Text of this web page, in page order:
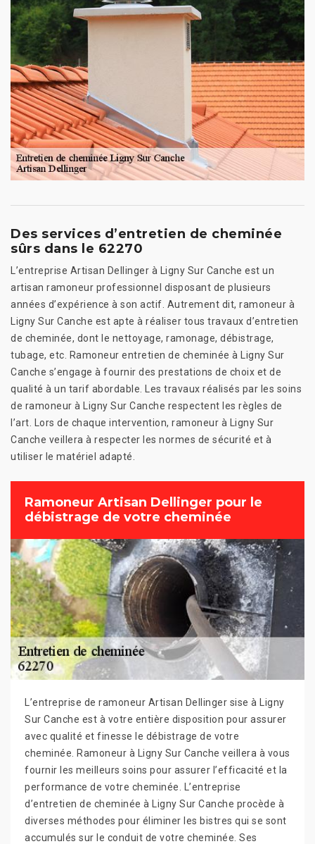
Des services d’entretien de cheminée
sûrs dans le 62270
L’entreprise Artisan Dellinger à Ligny Sur Canche est un
artisan ramoneur professionnel disposant de plusieurs
années d’expérience à son actif. Autrement dit, ramoneur à
Ligny Sur Canche est apte à réaliser tous travaux d’entretien
de cheminée, dont le nettoyage, ramonage, débistrage,
tubage, etc. Ramoneur entretien de cheminée à Ligny Sur
Canche s’engage à fournir des prestations de choix et de
qualité à un tarif abordable. Les travaux réalisés par les soins
de ramoneur à Ligny Sur Canche respectent les règles de
l’art. Lors de chaque intervention, ramoneur à Ligny Sur
Canche veillera à respecter les normes de sécurité et à
utiliser le matériel adapté.
Ramoneur Artisan Dellinger pour le
débistrage de votre cheminée
L’entreprise de ramoneur Artisan Dellinger sise à Ligny
Sur Canche est à votre entière disposition pour assurer
avec qualité et finesse le débistrage de votre
cheminée. Ramoneur à Ligny Sur Canche veillera à vous
fournir les meilleurs soins pour assurer l’efficacité et la
performance de votre cheminée. L’entreprise
d’entretien de cheminée à Ligny Sur Canche procède à
diverses méthodes pour éliminer les bistres qui se sont
accumulés sur le conduit de votre cheminée. Ses